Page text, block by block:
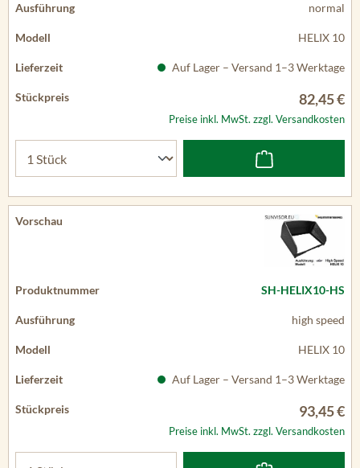
normal
HELIX 10
Auf Lager – Versand 1–3 Werktage
82,45 €
Preise inkl. MwSt. zzgl. Versandkosten
SH-HELIX10-HS
high speed
HELIX 10
Auf Lager – Versand 1–3 Werktage
93,45 €
Preise inkl. MwSt. zzgl. Versandkosten